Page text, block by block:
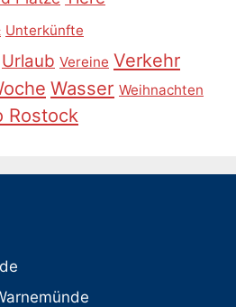
Unterkünfte
Urlaub Vereine Verkehr
Wasser Weihnachten
Rostock